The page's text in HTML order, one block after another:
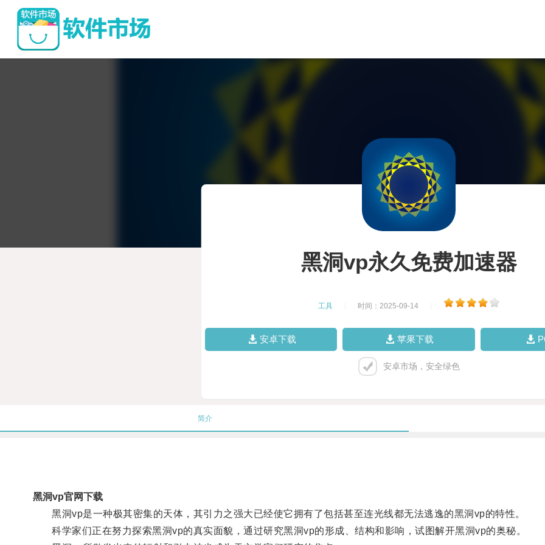
黑洞vp永久免费加速器
工具 时间：2025-09-14
安卓下载 苹果下载
安卓市场，安全绿色
简介
黑洞vp官网下载
黑洞vp是一种极其密集的天体，其引力之强大已经使它拥有了包括甚至连光线都无法逃逸的黑洞vp的特性。
科学家们正在努力探索黑洞vp的真实面貌，通过研究黑洞vp的形成、结构和影响，试图解开黑洞vp的奥秘。